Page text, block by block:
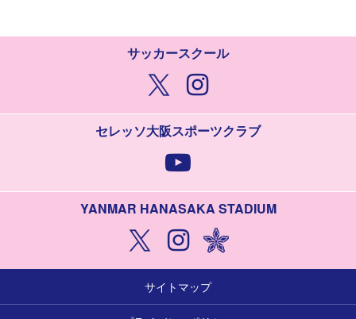
サッカースクール
セレッソ大阪スポーツクラブ
YANMAR HANASAKA STADIUM
サイトマップ